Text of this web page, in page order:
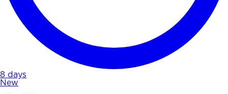
8 days
New